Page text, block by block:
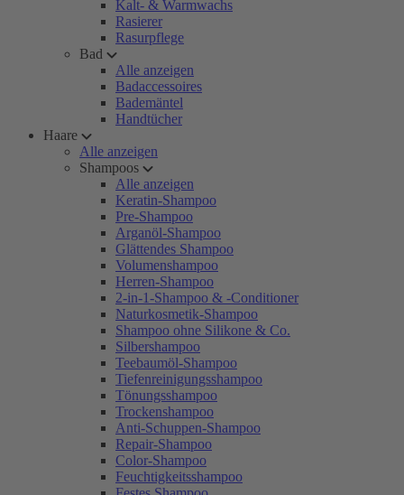
Kalt- & Warmwachs
Rasierer
Rasurpflege
Bad
Alle anzeigen
Badaccessoires
Bademäntel
Handtücher
Haare
Alle anzeigen
Shampoos
Alle anzeigen
Keratin-Shampoo
Pre-Shampoo
Arganöl-Shampoo
Glättendes Shampoo
Volumenshampoo
Herren-Shampoo
2-in-1-Shampoo & -Conditioner
Naturkosmetik-Shampoo
Shampoo ohne Silikone & Co.
Silbershampoo
Teebaumöl-Shampoo
Tiefenreinigungsshampoo
Tönungsshampoo
Trockenshampoo
Anti-Schuppen-Shampoo
Repair-Shampoo
Color-Shampoo
Feuchtigkeitsshampoo